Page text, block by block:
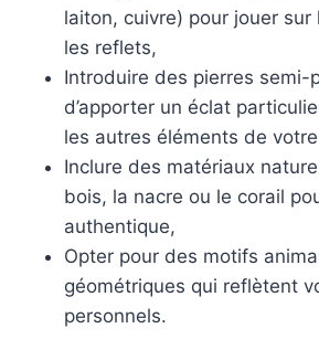
laiton, cuivre) pour jouer
les reflets,
Introduire des pierres semi-
d’apporter un éclat
les autres éléments de
Inclure des matériaux
bois, la nacre ou le corail
authentique,
Opter pour des motifs
géométriques qui reflètent
personnels.